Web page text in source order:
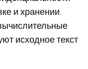
и хранении.
исходное текст